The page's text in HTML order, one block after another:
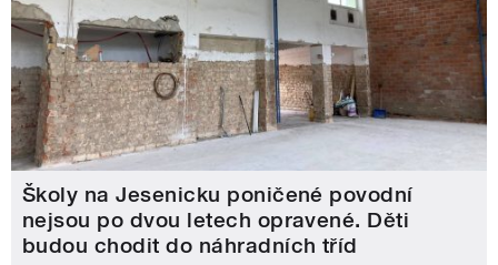
Školy na Jesenicku poničené povodní
nejsou po dvou letech opravené. Děti
budou chodit do náhradních tříd